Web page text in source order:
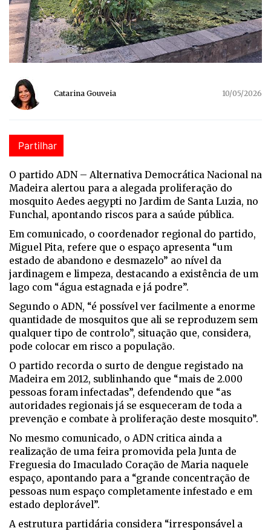
Catarina Gouveia 10/05/2026
Partilhar
O partido ADN – Alternativa Democrática Nacional na
Madeira alertou para a alegada proliferação do
mosquito Aedes aegypti no Jardim de Santa Luzia, no
Funchal, apontando riscos para a saúde pública.
Em comunicado, o coordenador regional do partido,
Miguel Pita, refere que o espaço apresenta “um
estado de abandono e desmazelo” ao nível da
jardinagem e limpeza, destacando a existência de um
lago com “água estagnada e já podre”.
Segundo o ADN, “é possível ver facilmente a enorme
quantidade de mosquitos que ali se reproduzem sem
qualquer tipo de controlo”, situação que, considera,
pode colocar em risco a população.
O partido recorda o surto de dengue registado na
Madeira em 2012, sublinhando que “mais de 2.000
pessoas foram infectadas”, defendendo que “as
autoridades regionais já se esqueceram de toda a
prevenção e combate à proliferação deste mosquito”.
No mesmo comunicado, o ADN critica ainda a
realização de uma feira promovida pela Junta de
Freguesia do Imaculado Coração de Maria naquele
espaço, apontando para a “grande concentração de
pessoas num espaço completamente infestado e em
estado deplorável”.
A estrutura partidária considera “irresponsável a